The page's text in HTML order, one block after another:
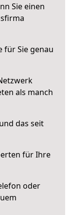
Sie einen
für Sie genau
als manch
das seit
für Ihre
oder